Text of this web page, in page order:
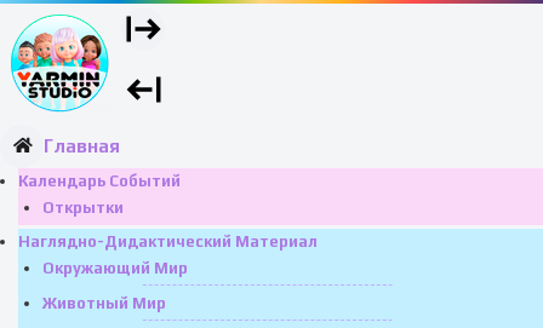
Главная
Календарь Событий
Открытки
Наглядно-Дидактический Материал
Окружающий Мир
Животный Мир